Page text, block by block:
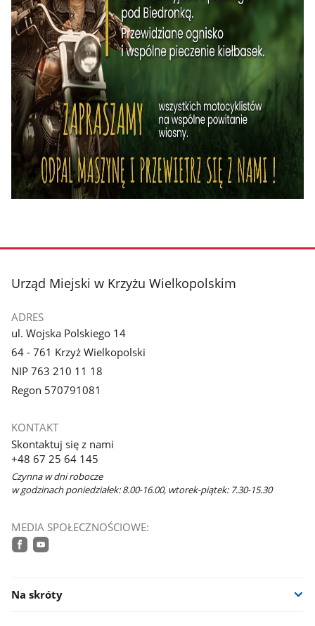
stopka
Urząd Miejski w Krzyżu Wielkopolskim
ADRES
ul. Wojska Polskiego 14
64 - 761 Krzyż Wielkopolski
NIP 763 210 11 18
Regon 570791081
KONTAKT
Skontaktuj się z nami
+48 67 25 64 145
Czynna w dni robocze
w godzinach poniedziałek: 8.00-16.00, wtorek-piątek: 7.30-15.30
MEDIA SPOŁECZNOŚCIOWE:
Na skróty